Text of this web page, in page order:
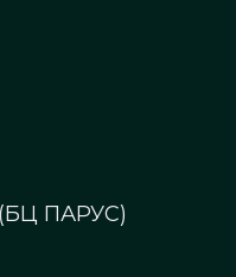
ПАРУС)